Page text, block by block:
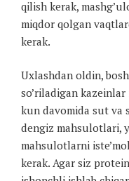
qilish kerak,
miqdor qolgan
kerak.
Uxlashdan oldin,
so’riladigan
kun davomida sut va
dengiz mahsulotlari,
mahsulotlarni
kerak. Agar siz